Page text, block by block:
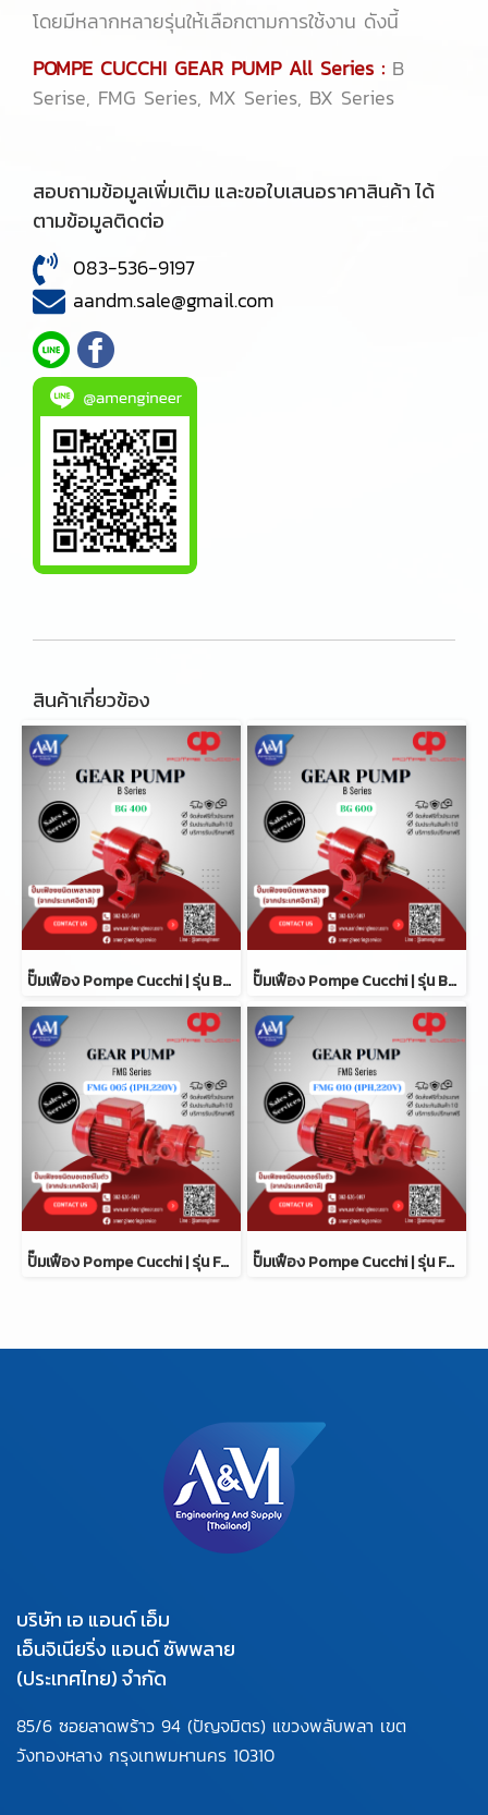
โดยมีหลากหลายรุ่นให้เลือกตามการใช้งาน ดังนี้
POMPE CUCCHI GEAR PUMP All Series : B
Serise, FMG Series, MX Series, BX Series
สอบถามข้อมูลเพิ่มเติม และขอใบเสนอราคาสินค้า ได้
ตามข้อมูลติดต่อ
083-536-9197
aandm.sale@gmail.com
สินค้าเกี่ยวข้อง
ปั๊มเฟือง Pompe Cucchi | รุ่น BG 400 ปั๊มเฟือง Pompe Cucchi | รุ่น BG 600
ปั๊มเฟือง Pompe Cucchi | รุ่น FMG 005 ปั๊มเฟือง Pompe Cucchi | รุ่น FMG 010
บริษัท เอ แอนด์ เอ็ม
เอ็นจิเนียริ่ง แอนด์ ซัพพลาย
(ประเทศไทย) จำกัด
85/6 ซอยลาดพร้าว 94 (ปัญจมิตร) แขวงพลับพลา เขต
วังทองหลาง กรุงเทพมหานคร 10310